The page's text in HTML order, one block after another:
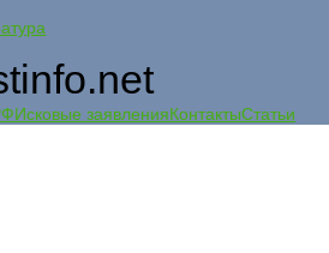
Исковые заявленияКонтактыСтатьи